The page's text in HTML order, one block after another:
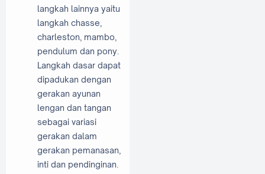
langkah lainnya yaitu
langkah chasse,
charleston, mambo,
pendulum dan pony.
Langkah dasar dapat
dipadukan dengan
gerakan ayunan
lengan dan tangan
sebagai variasi
gerakan dalam
gerakan pemanasan,
inti dan pendinginan.